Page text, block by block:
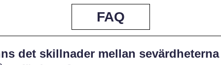
FAQ
det skillnader mellan